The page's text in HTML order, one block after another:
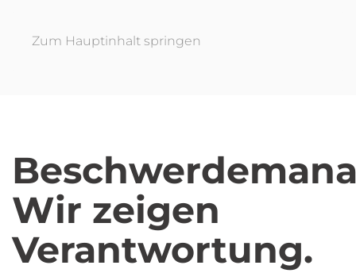
Zum Hauptinhalt springen
Wir zeigen
Verantwortung.